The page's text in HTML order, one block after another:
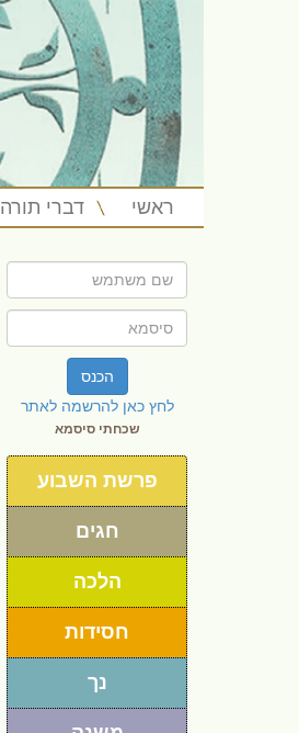
ראשי דברי תורה
הכנס
לחץ כאן להרשמה לאתר
שכחתי סיסמא
פרשת השבוע
חגים
הלכה
חסידות
נך